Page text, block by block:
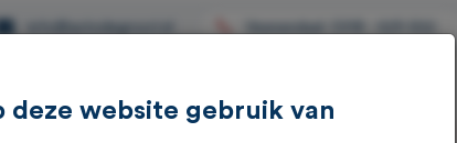
website gebruik van